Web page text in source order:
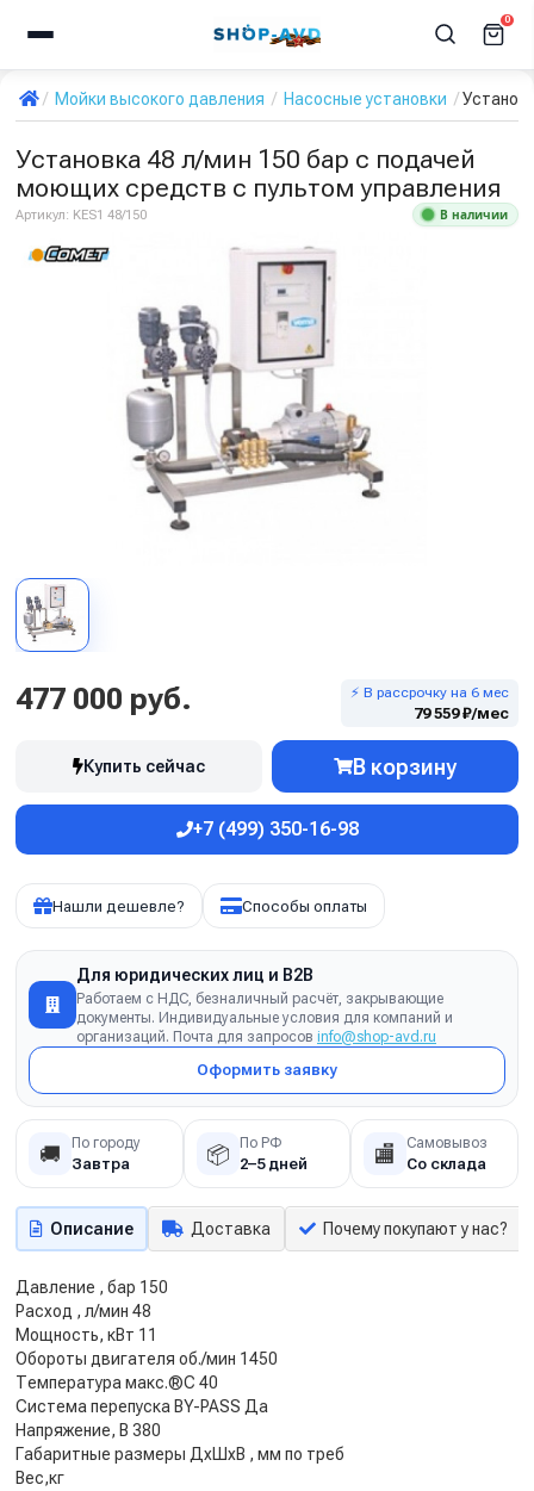
0
Мойки высокого давления Насосные установки
Установка 48 л/мин 150 бар с подачей
моющих средств с пультом управления
Артикул: KES1 48/150 В наличии
477 000 руб. ⚡ В рассрочку на 6 мес
79 559 ₽/мес
Купить сейчас В корзину
+7 (499) 350-16-98
Нашли дешевле? Способы оплаты
Для юридических лиц и B2B
Работаем с НДС, безналичный расчёт, закрывающие
документы. Индивидуальные условия для компаний и
организаций. Почта для запросов info@shop-avd.ru
Оформить заявку
🚚 По городу
Завтра 📦 По РФ
2–5 дней 🏬 Самовывоз
Со склада
Описание Доставка Почему покупают у нас?
Давление , бар 150
Расход , л/мин 48
Мощность, кВт 11
Обороты двигателя об./мин 1450
Температура макс.®С 40
Система перепуска BY-PASS Да
Напряжение, В 380
Габаритные размеры ДхШхВ , мм по треб
Вес,кг